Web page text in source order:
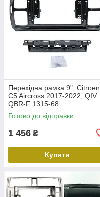
Перехідна рамка 9", Citroen
C5 Aircross 2017-2022, QIV
QBR-F 1315-68
Готово до відправки
1 456 ₴
Купити